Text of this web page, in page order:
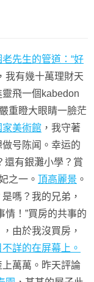
先生的管道：“好
我有幾十萬理財天
靈飛一個kabedon
重瞪大眼睛一臉茫
家美術館 ，我守著
号陈闻。幸运的
還有銀灘小學？賞
之一。 頂高麗景 。
嗎？我的兄弟，
情！”買房的共事的
由於我沒買房，
詳的在屏幕上。
萬萬。昨天評論